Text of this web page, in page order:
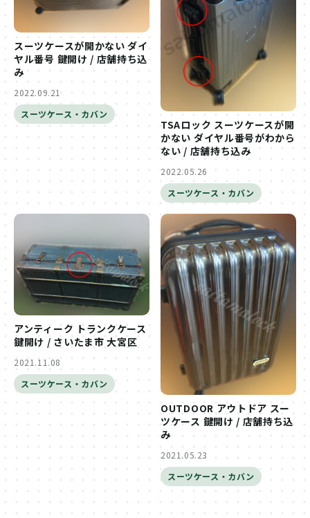
スーツケースが開かない ダイ
ヤル番号 鍵開け / 店舗持ち込
み
2022.09.21
スーツケース・カバン
TSAロック スーツケースが開
かない ダイヤル番号がわから
ない / 店舗持ち込み
2022.05.26
スーツケース・カバン
アンティーク トランクケース
鍵開け / さいたま市 大宮区
2021.11.08
スーツケース・カバン
OUTDOOR アウトドア スー
ツケース 鍵開け / 店舗持ち込
み
2021.05.23
スーツケース・カバン